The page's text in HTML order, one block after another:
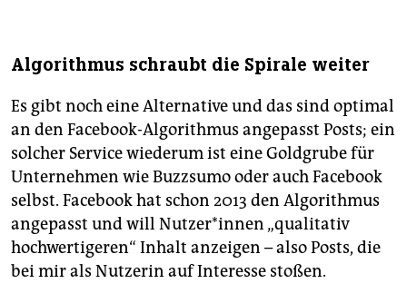
Algorithmus schraubt die Spirale weiter
Es gibt noch eine Alternative und das sind optimal
an den Face­book-Algorithmus angepasst Posts; ein
solcher Service wiederum ist eine Goldgrube für
Unternehmen wie Buzzsumo oder auch Facebook
selbst. Face­book hat schon 2013 den Algorithmus
angepasst und will Nutzer*innen „qualitativ
hochwertigeren“ Inhalt anzeigen – also Posts, die
bei mir als Nutzerin auf Interesse stoßen.